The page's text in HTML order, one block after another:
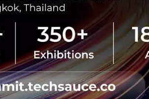
BOI รื้อเกณฑ์ Data Center ชู 4 มิติ
ยั่งยืน คุมเข้มใช้พลังงาน ทรัพยากรน้ำ
ชาติ และการจ้างงานไทย
บีโอไอขานรับระเบียบใหม่คุมดาต้าเซ็นเ
เดินหน้ายกเครื่องเกณฑ์คัดกรองโครงการ
เปิดข้อมูล 42 โครงการ ลงทุนรวม 7.5 แส
ครอบคลุมประโยชน์ต่อประเทศ พลั...